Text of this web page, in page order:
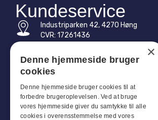
Kundeservice
Industriparken 42, 4270 Høng
CVR: 17261436
E-mail: vb@viggobendz.dk
Quicklinks
Persondatapolitik
×
Denne hjemmeside bruger
cookies
Denne hjemmeside bruger cookies til at
forbedre brugeroplevelsen. Ved at bruge
vores hjemmeside giver du samtykke til alle
cookies i overensstemmelse med vores